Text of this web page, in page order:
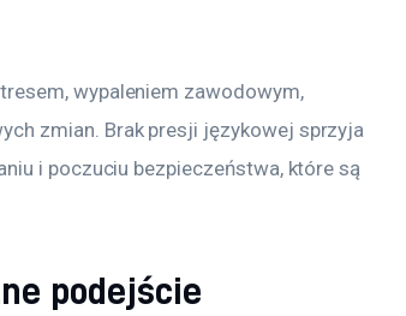
wypaleniem zawodowym,
zmian. Brak presji językowej sprzyja
i poczuciu bezpieczeństwa, które są
podejście